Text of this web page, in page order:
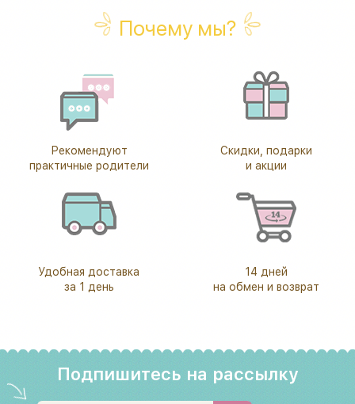
Почему мы?
Рекомендуют
практичные родители
Скидки, подарки
и акции
Удобная доставка
за 1 день
14 дней
на обмен и возврат
Подпишитесь на рассылку